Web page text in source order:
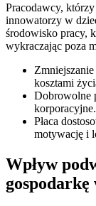
Pracodawcy,
innowatorzy w
środowisko pracy,
wykraczając poza
kosztami
Dobrowolne
korporacyjne.
Płaca
motywację i
Wpływ